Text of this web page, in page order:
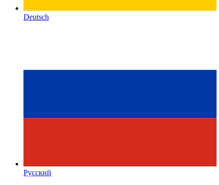
Deutsch
Русский